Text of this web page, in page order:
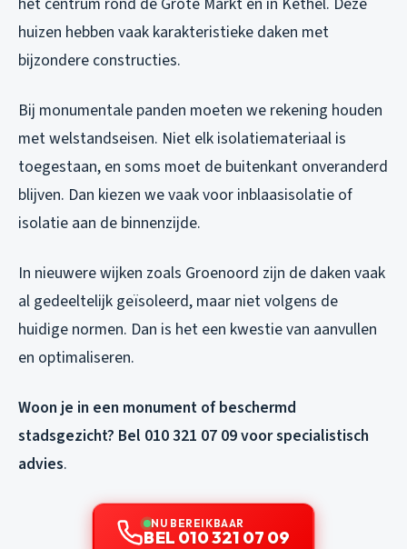
huizen hebben vaak karakteristieke daken met
bijzondere constructies.
Bij monumentale panden moeten we rekening houden
met welstandseisen. Niet elk isolatiemateriaal is
toegestaan, en soms moet de buitenkant onveranderd
blijven. Dan kiezen we vaak voor inblaasisolatie of
isolatie aan de binnenzijde.
In nieuwere wijken zoals Groenoord zijn de daken vaak
al gedeeltelijk geïsoleerd, maar niet volgens de
huidige normen. Dan is het een kwestie van aanvullen
en optimaliseren.
Woon je in een monument of beschermd
stadsgezicht? Bel 010 321 07 09 voor specialistisch
advies.
NU BEREIKBAAR
BEL 010 321 07 09